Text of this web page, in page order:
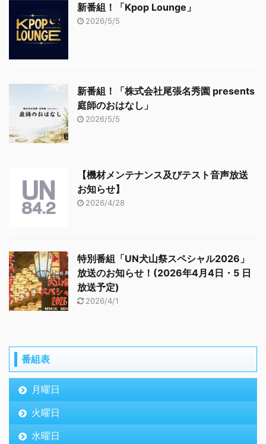
新番組！「Kpop Lounge」
2026/5/5
新番組！「株式会社尾張名秀園 presents
庭師のおはなし」
2026/5/5
【機材メンテナンス及びテスト音声放送
お知らせ】
2026/4/28
特別番組「UN犬山祭スペシャル2026」
放送のお知らせ！(2026年4月4日・5 日
放送予定)
2026/4/1
番組表
月曜日
火曜日
水曜日